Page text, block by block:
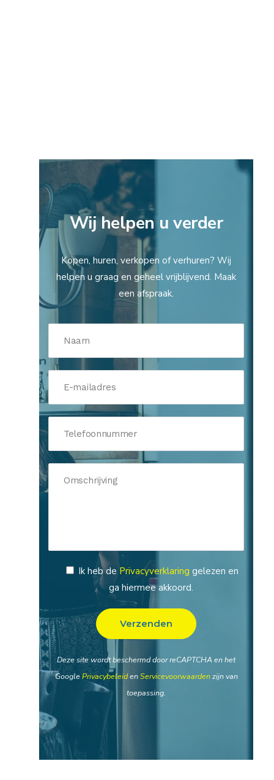
Wij helpen u verder
Kopen, huren, verkopen of verhuren? Wij
helpen u graag en geheel vrijblijvend. Maak
een afspraak.
Ik heb dePrivacyverklaring gelezen en
ga hiermee akkoord.
Deze site wordt beschermd door reCAPTCHA en het
GooglePrivacybeleidenServicevoorwaardenzijn van
toepassing.